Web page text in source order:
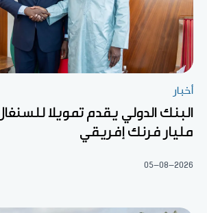
أخبار
مليار فرنك إفريقي
05-08-2026